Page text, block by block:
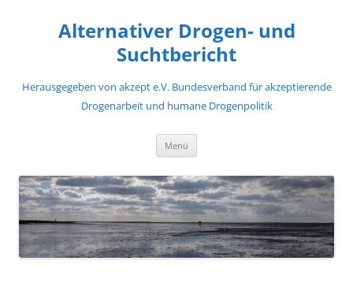
springenAlternativer Drogen- und
Suchtbericht
Herausgegeben von akzept e.V. Bundesverband für akzeptierende
Drogenarbeit und humane Drogenpolitik
Menü